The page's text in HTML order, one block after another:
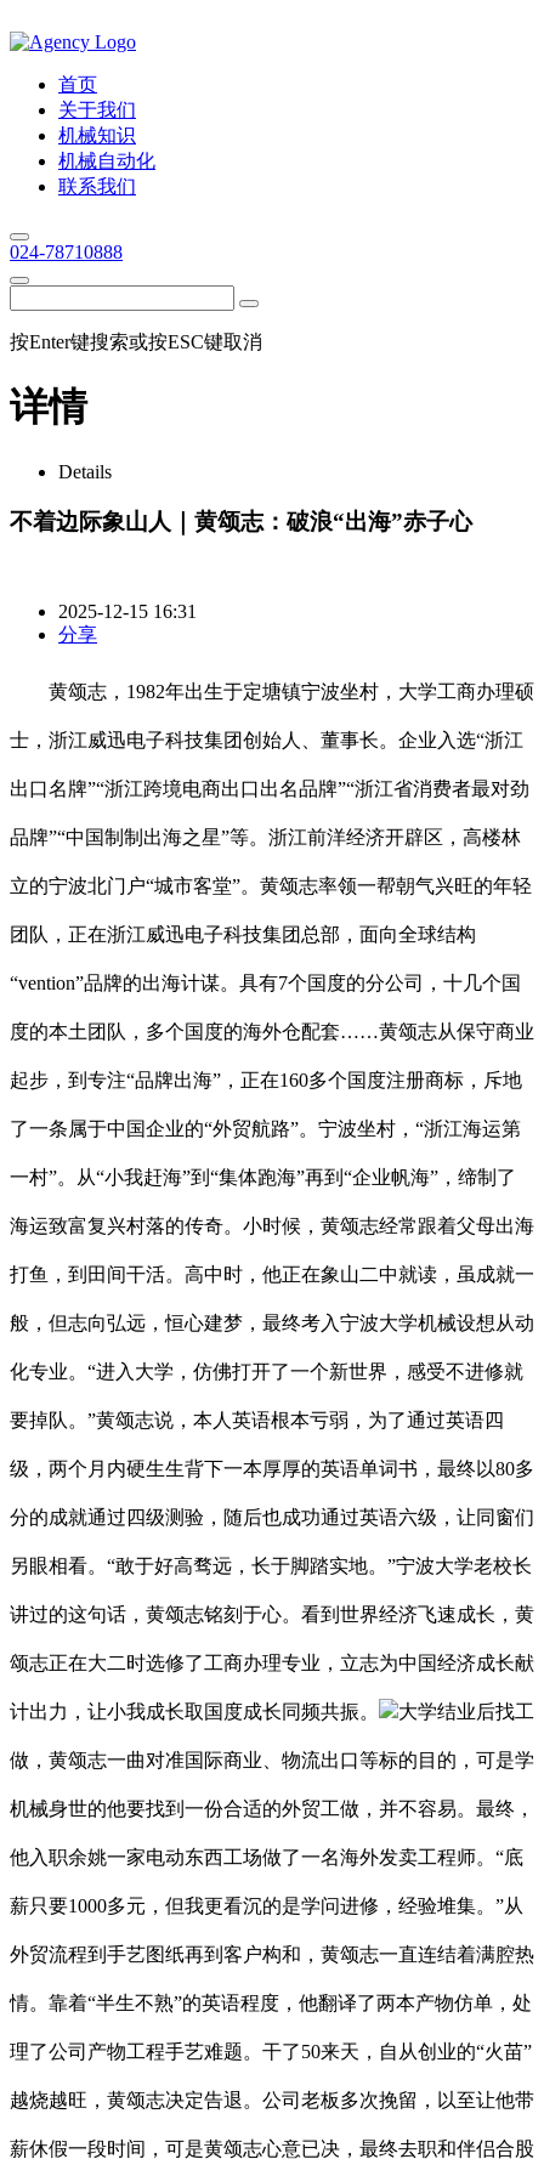
首页
关于我们
机械知识
机械自动化
联系我们
024-78710888
按Enter键搜索或按ESC键取消
详情
Details
不着边际象山人｜黄颂志：破浪“出海”赤子心
2025-12-15 16:31
分享
黄颂志，1982年出生于定塘镇宁波坐村，大学工商办理硕
士，浙江威迅电子科技集团创始人、董事长。企业入选“浙江
出口名牌”“浙江跨境电商出口出名品牌”“浙江省消费者最对劲
品牌”“中国制制出海之星”等。浙江前洋经济开辟区，高楼林
立的宁波北门户“城市客堂”。黄颂志率领一帮朝气兴旺的年轻
团队，正在浙江威迅电子科技集团总部，面向全球结构
“vention”品牌的出海计谋。具有7个国度的分公司，十几个国
度的本土团队，多个国度的海外仓配套……黄颂志从保守商业
起步，到专注“品牌出海”，正在160多个国度注册商标，斥地
了一条属于中国企业的“外贸航路”。宁波坐村，“浙江海运第
一村”。从“小我赶海”到“集体跑海”再到“企业帆海”，缔制了
海运致富复兴村落的传奇。小时候，黄颂志经常跟着父母出海
打鱼，到田间干活。高中时，他正在象山二中就读，虽成就一
般，但志向弘远，恒心建梦，最终考入宁波大学机械设想从动
化专业。“进入大学，仿佛打开了一个新世界，感受不进修就
要掉队。”黄颂志说，本人英语根本亏弱，为了通过英语四
级，两个月内硬生生背下一本厚厚的英语单词书，最终以80多
分的成就通过四级测验，随后也成功通过英语六级，让同窗们
另眼相看。“敢于好高骛远，长于脚踏实地。”宁波大学老校长
讲过的这句话，黄颂志铭刻于心。看到世界经济飞速成长，黄
颂志正在大二时选修了工商办理专业，立志为中国经济成长献
计出力，让小我成长取国度成长同频共振。 大学结业后找工
做，黄颂志一曲对准国际商业、物流出口等标的目的，可是学
机械身世的他要找到一份合适的外贸工做，并不容易。最终，
他入职余姚一家电动东西工场做了一名海外发卖工程师。“底
薪只要1000多元，但我更看沉的是学问进修，经验堆集。”从
外贸流程到手艺图纸再到客户构和，黄颂志一直连结着满腔热
情。靠着“半生不熟”的英语程度，他翻译了两本产物仿单，处
理了公司产物工程手艺难题。干了50来天，自从创业的“火苗”
越烧越旺，黄颂志决定告退。公司老板多次挽留，以至让他带
薪休假一段时间，可是黄颂志心意已决，最终去职和伴侣合股